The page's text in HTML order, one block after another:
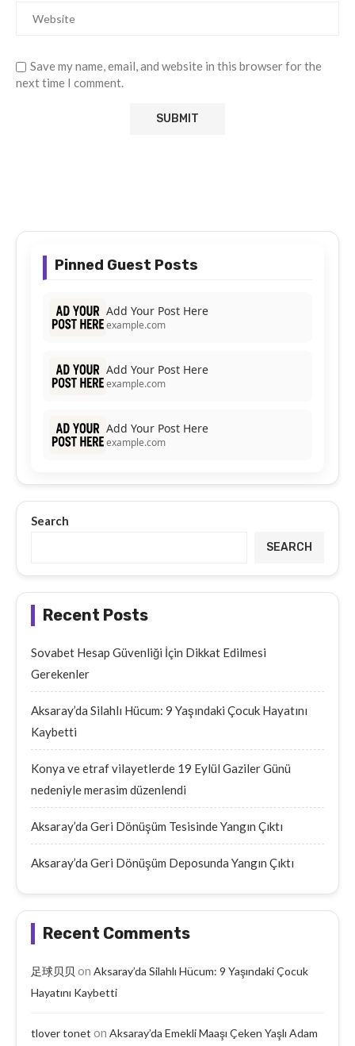
Save my name, email, and website in this browser for the
next time I comment.
Pinned Guest Posts
Add Your Post Here
example.com
Add Your Post Here
example.com
Add Your Post Here
example.com
Search
SEARCH
Recent Posts
Sovabet Hesap Güvenliği İçin Dikkat Edilmesi
Gerekenler
Aksaray’da Silahlı Hücum: 9 Yaşındaki Çocuk Hayatını
Kaybetti
Konya ve etraf vilayetlerde 19 Eylül Gaziler Günü
nedeniyle merasim düzenlendi
Aksaray’da Geri Dönüşüm Tesisinde Yangın Çıktı
Aksaray’da Geri Dönüşüm Deposunda Yangın Çıktı
Recent Comments
足球贝贝 on Aksaray’da Silahlı Hücum: 9 Yaşındaki Çocuk
Hayatını Kaybetti
tlover tonet on Aksaray’da Emekli Maaşı Çeken Yaşlı Adam